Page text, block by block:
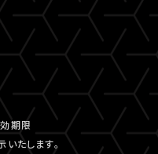
期限
たします。